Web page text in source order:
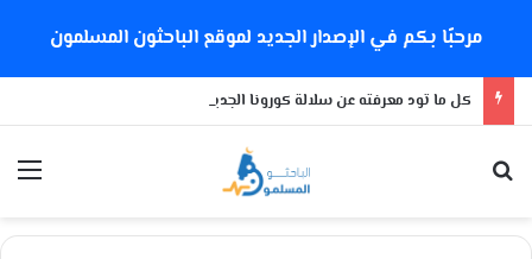
مرحبًا بكم في الإصدار الجديد لموقع الباحثون المسلمون
كل ما تود معرفته عن سلالة كورونا الجديدة